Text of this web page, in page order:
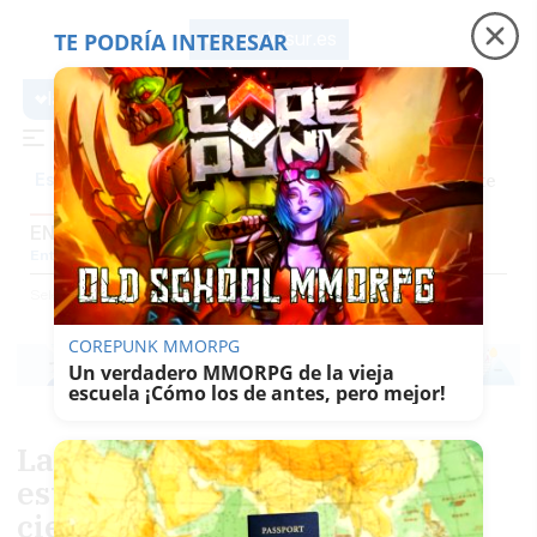
lavozdelsur.es
lavozdelsur.es
Es noticia Precio luz Padre Coraje Fábrica de botellas
ENTREVISTAS
EntrevistasReportajesEl PatioGentes Del SurEl Papel De La Voz
Selección Entrevistas
La revolución silenciosa que
está transformando Arahal:
ciencia, cultura y patrimonio
TE PODRÍA INTERESAR
COREPUNK MMORPG
Un verdadero MMORPG de la vieja
escuela ¡Cómo los de antes, pero mejor!